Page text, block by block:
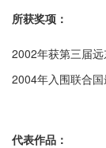
所获奖项：
2002年获第三届
2004年入围联合
代表作品：